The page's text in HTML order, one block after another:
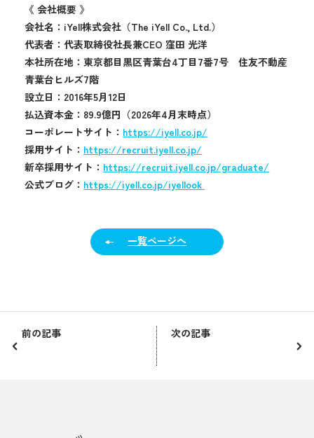
《 会社概要 》
会社名：iYell株式会社（The iYell Co., Ltd.）
代表者：代表取締役社長兼CEO 窪田 光洋
本社所在地：東京都目黒区青葉台4丁目7番7号 住友不動産
青葉台ヒルズ7階
設立日：2016年5月12日
払込資本金：89.9億円（2026年4月末時点）
コーポレートサイト： https://iyell.co.jp/
採用サイト： https://recruit.iyell.co.jp/
新卒採用サイト： https://recruit.iyell.co.jp/graduate/
公式ブログ： https://iyell.co.jp/iyellook
一覧ページへ
前の記事 次の記事